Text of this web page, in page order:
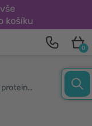
košíku
0
VeePro veganská proteinová tyčinka – brownie